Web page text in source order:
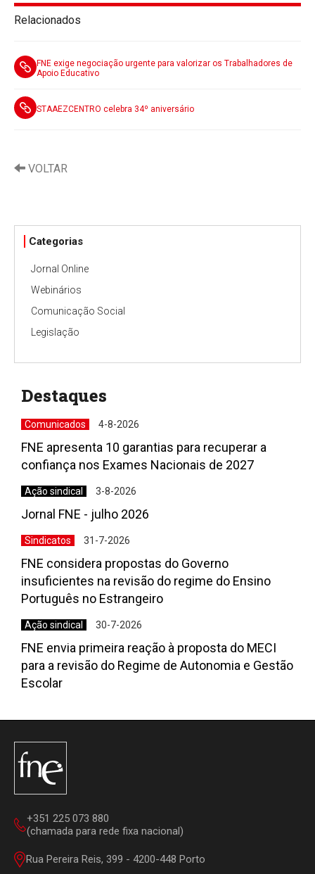
Relacionados
FNE exige negociação urgente para valorizar os Trabalhadores de
Apoio Educativo
STAAEZCENTRO celebra 34º aniversário
VOLTAR
Categorias
Jornal Online
Webinários
Comunicação Social
Legislação
Destaques
Comunicados 4-8-2026
FNE apresenta 10 garantias para recuperar a
confiança nos Exames Nacionais de 2027
Ação sindical 3-8-2026
Jornal FNE - julho 2026
Sindicatos 31-7-2026
FNE considera propostas do Governo
insuficientes na revisão do regime do Ensino
Português no Estrangeiro
Ação sindical 30-7-2026
FNE envia primeira reação à proposta do MECI
para a revisão do Regime de Autonomia e Gestão
Escolar
+351 225 073 880
(chamada para rede fixa nacional)
Rua Pereira Reis, 399 - 4200-448 Porto